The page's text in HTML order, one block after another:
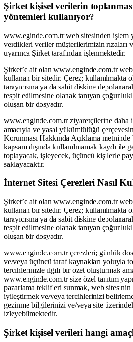
Şirket kişisel verilerin
yöntemleri kullanıyor?
www.eginde.com.tr web sitesinden işlem
verdikleri veriler müşterilerimizin rızaları
uyarınca Şirket tarafından işlenmektedir.
Şirket’e ait olan www.enginde.com.tr
kullanan bir sitedir. Çerez; kullanılmakta
tarayıcısına ya da sabit diskine
tespit edilmesine olanak tanıyan
oluşan bir dosyadır.
www.enginde.com.tr ziyaretçilerine daha
amacıyla ve yasal yükümlülüğü
Korunması Hakkında Açıklama
kapsam dışında kullanılmamak kaydı ile
toplayacak, işleyecek, üçüncü kişilerle
saklayacaktır.
İnternet Sitesi Çerezleri Nasıl
Şirket’e ait olan www.enginde.com.tr
kullanan bir sitedir. Çerez; kullanılmakta
tarayıcısına ya da sabit diskine
tespit edilmesine olanak tanıyan
oluşan bir dosyadır.
www.enginde.com.tr çerezleri; günlük
ve/veya üçüncü taraf kaynakları yoluyla
tercihlerinizle ilgili bir özet oluşturmak
www.enginde.com.tr size özel tanıtım
pazarlama teklifleri sunmak, web
iyileştirmek ve/veya tercihlerinizi
gezinme bilgilerinizi ve/veya site
izleyebilmektedir.
Şirket kişisel verileri hangi